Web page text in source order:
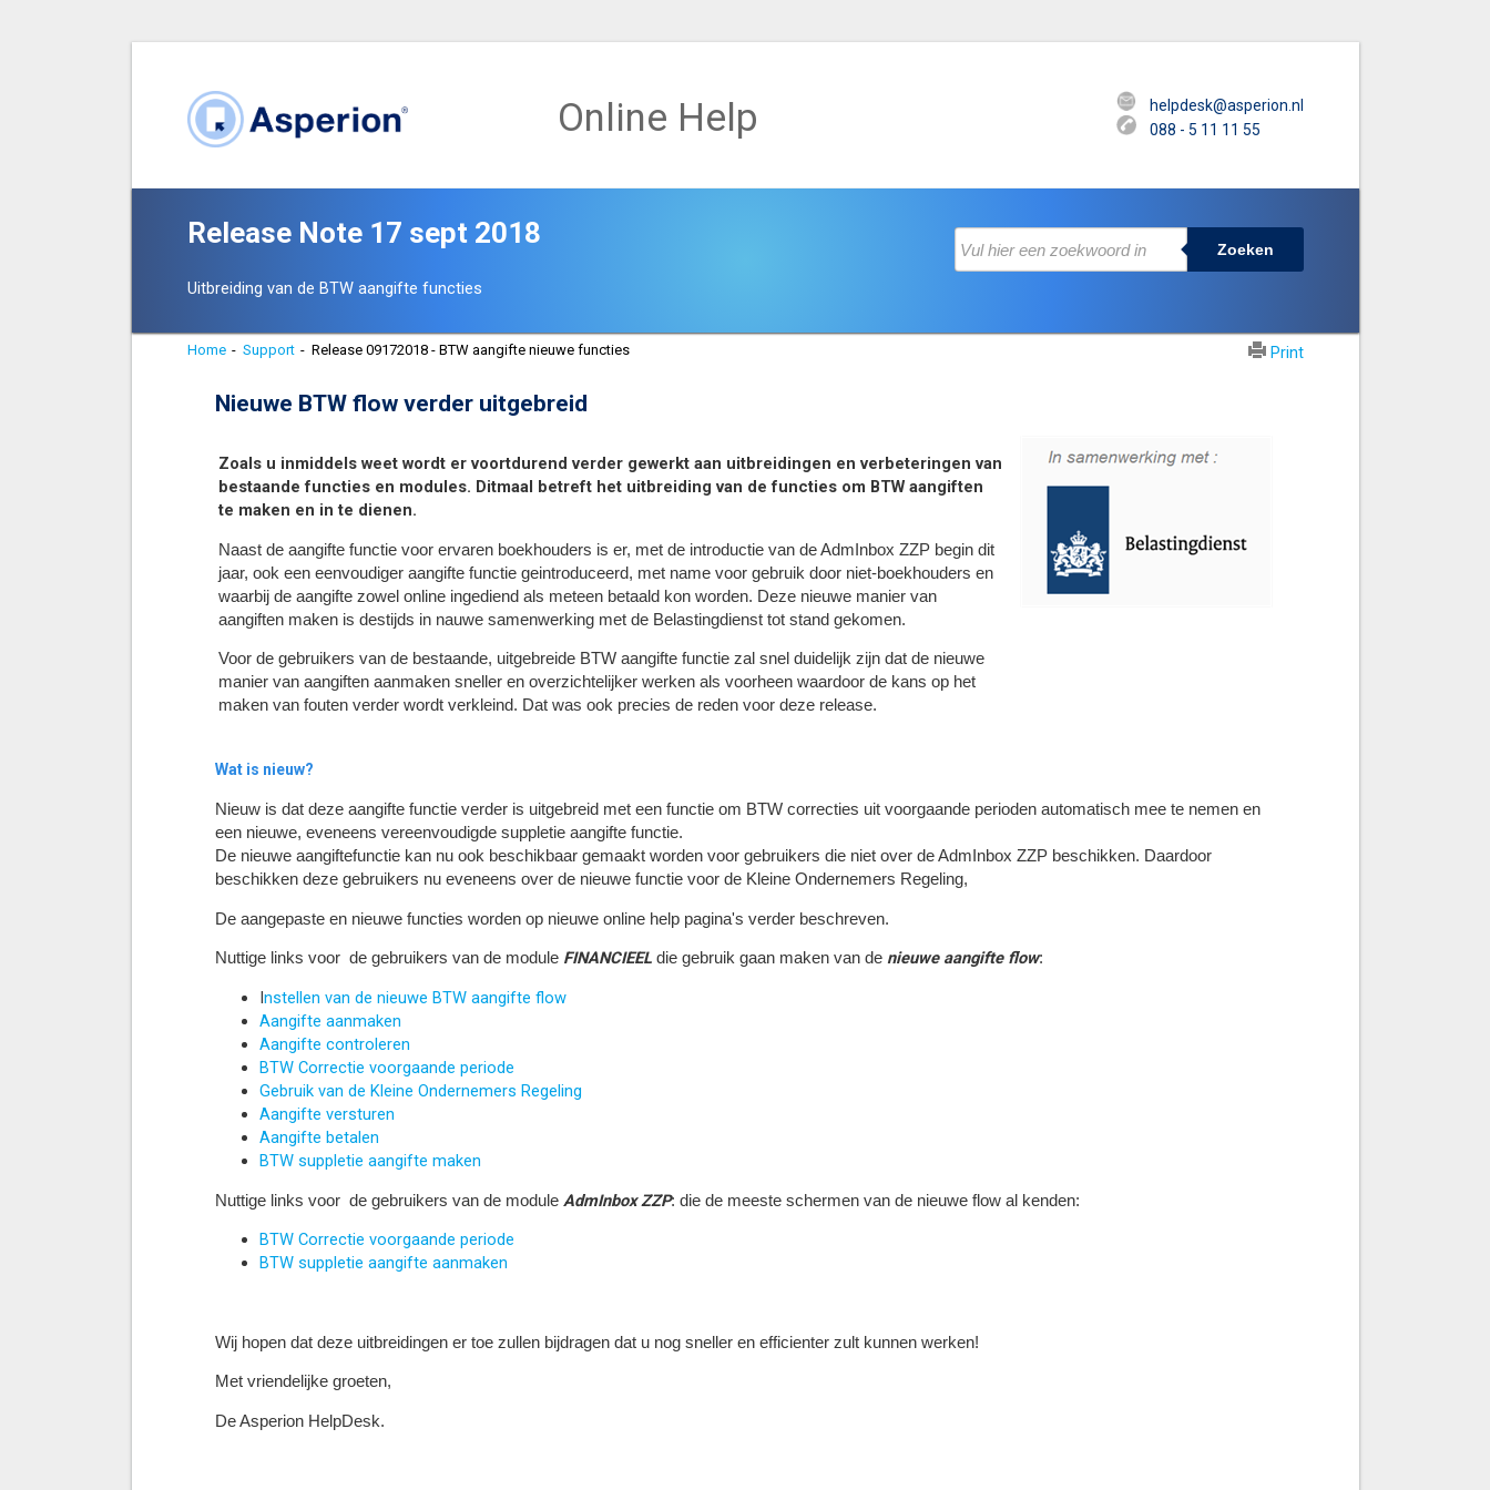
Online Help
helpdesk@asperion.nl
088 - 5 11 11 55
Release Note 17 sept 2018
Uitbreiding van de BTW aangifte functies
Zoeken
Home - Support - Release 09172018 - BTW aangifte nieuwe functies Print
Nieuwe BTW flow verder uitgebreid
Zoals u inmiddels weet wordt er voortdurend verder gewerkt aan uitbreidingen en verbeteringen van
bestaande functies en modules. Ditmaal betreft het uitbreiding van de functies om BTW aangiften
te maken en in te dienen.
Naast de aangifte functie voor ervaren boekhouders is er, met de introductie van de AdmInbox ZZP begin dit
jaar, ook een eenvoudiger aangifte functie geintroduceerd, met name voor gebruik door niet-boekhouders en
waarbij de aangifte zowel online ingediend als meteen betaald kon worden. Deze nieuwe manier van
aangiften maken is destijds in nauwe samenwerking met de Belastingdienst tot stand gekomen.
Voor de gebruikers van de bestaande, uitgebreide BTW aangifte functie zal snel duidelijk zijn dat de nieuwe
manier van aangiften aanmaken sneller en overzichtelijker werken als voorheen waardoor de kans op het
maken van fouten verder wordt verkleind. Dat was ook precies de reden voor deze release.
Wat is nieuw?
Nieuw is dat deze aangifte functie verder is uitgebreid met een functie om BTW correcties uit voorgaande perioden automatisch mee te nemen en
een nieuwe, eveneens vereenvoudigde suppletie aangifte functie.
De nieuwe aangiftefunctie kan nu ook beschikbaar gemaakt worden voor gebruikers die niet over de AdmInbox ZZP beschikken. Daardoor
beschikken deze gebruikers nu eveneens over de nieuwe functie voor de Kleine Ondernemers Regeling,
De aangepaste en nieuwe functies worden op nieuwe online help pagina's verder beschreven.
Nuttige links voor de gebruikers van de module FINANCIEEL die gebruik gaan maken van de nieuwe aangifte flow:
Instellen van de nieuwe BTW aangifte flow
Aangifte aanmaken
Aangifte controleren
BTW Correctie voorgaande periode
Gebruik van de Kleine Ondernemers Regeling
Aangifte versturen
Aangifte betalen
BTW suppletie aangifte maken
Nuttige links voor de gebruikers van de module AdmInbox ZZP: die de meeste schermen van de nieuwe flow al kenden:
BTW Correctie voorgaande periode
BTW suppletie aangifte aanmaken
Wij hopen dat deze uitbreidingen er toe zullen bijdragen dat u nog sneller en efficienter zult kunnen werken!
Met vriendelijke groeten,
De Asperion HelpDesk.